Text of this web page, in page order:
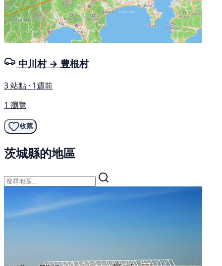
中川村 → 豊根村
3 站點 · 1週前
1 瀏覽
收藏
茨城縣的地區